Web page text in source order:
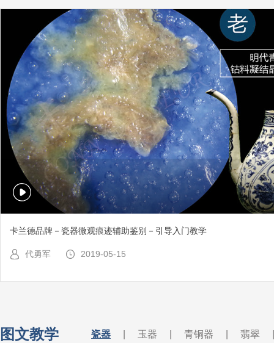
卡兰德品牌－瓷器微观痕迹辅助鉴别－引导入门教学
代勇军 2019-05-15
图文教学 瓷器 玉器 青铜器 翡翠